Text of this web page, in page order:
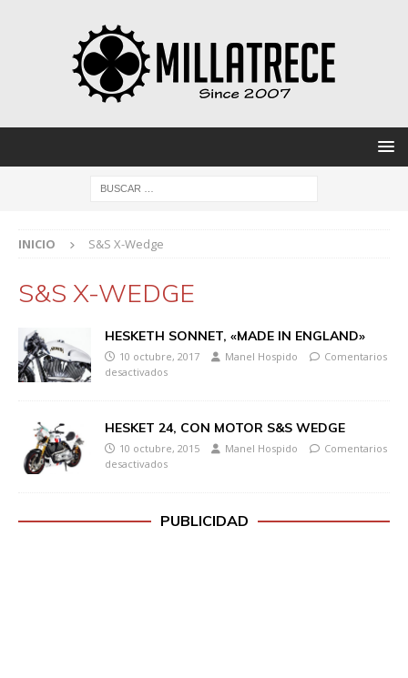
INICIO S&S X-Wedge
S&S X-WEDGE
HESKETH SONNET, «MADE IN ENGLAND»
10 octubre, 2017 Manel Hospido
Comentarios
desactivados
HESKET 24, CON MOTOR S&S WEDGE
10 octubre, 2015 Manel Hospido
Comentarios
desactivados
PUBLICIDAD